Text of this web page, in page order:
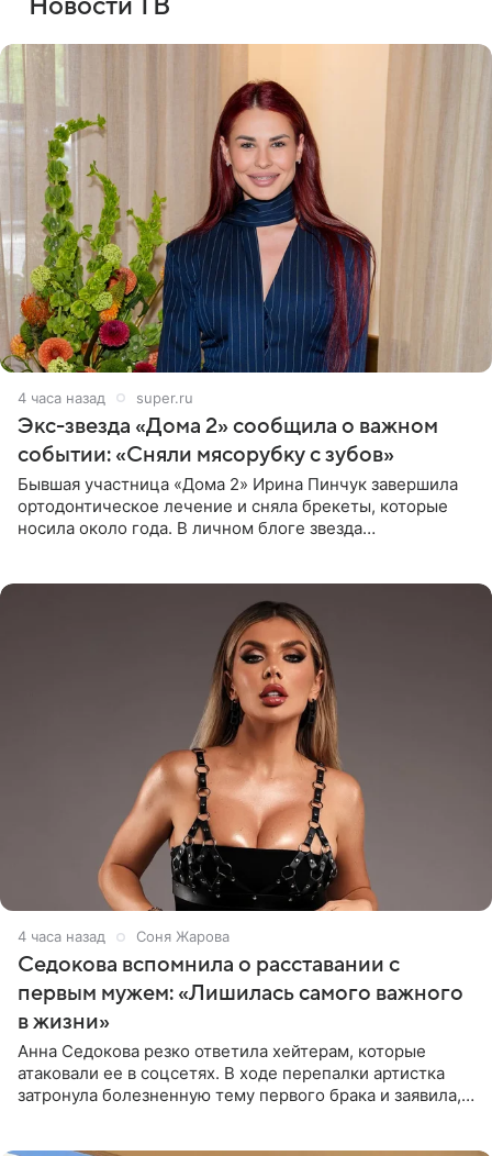
Новости ТВ
4 часа назад super.ru
Экс-звезда «Дома 2» сообщила о важном
событии: «Сняли мясорубку с зубов»
Бывшая участница «Дома 2» Ирина Пинчук завершила
ортодонтическое лечение и сняла брекеты, которые
носила около года. В личном блоге звезда
4 часа назад Соня Жарова
Седокова вспомнила о расставании с
первым мужем: «Лишилась самого важного
в жизни»
Анна Седокова резко ответила хейтерам, которые
атаковали ее в соцсетях. В ходе перепалки артистка
затронула болезненную тему первого брака и заявила,